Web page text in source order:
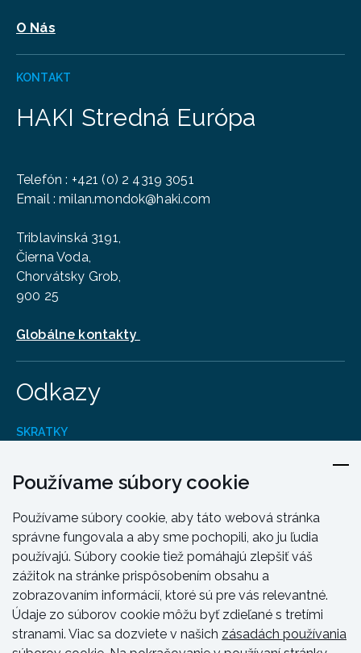
O Nás
KONTAKT
HAKI Stredná Európa
Telefón: +421 (0) 2 4319 3051
Email :milan.mondok@haki.com
Triblavinská 3191,
Čierna Voda,
Chorvátsky Grob,
900 25
Globálne kontakty
Odkazy
SKRATKY
Kontakt
Školenie a podpora
Zdroje a návody
Používame súbory cookie
Používame súbory cookie, aby táto webová stránka
správne fungovala a aby sme pochopili, ako ju ľudia
používajú. Súbory cookie tiež pomáhajú zlepšiť váš
zážitok na stránke prispôsobením obsahu a
zobrazovaním informácií, ktoré sú pre vás relevantné.
Údaje zo súborov cookie môžu byť zdieľané s tretími
stranami. Viac sa dozviete v našich zásadách používania